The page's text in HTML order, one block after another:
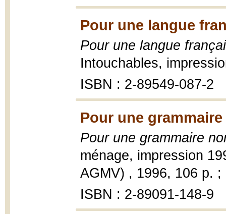
Pour une langue
Pour une langue
Intouchables,
ISBN : 2-89549-087-2
Pour une
Pour une grammaire
ménage, impression
AGMV) , 1996, 106 p. ;
ISBN : 2-89091-148-9